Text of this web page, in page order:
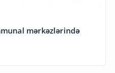
mərkəzlərində